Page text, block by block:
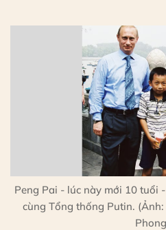
Peng Pai - lúc này mới 10 tuổi
cùng Tổng thống Putin.